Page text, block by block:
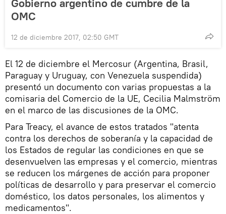
Gobierno argentino de cumbre de la
OMC
12 de diciembre 2017, 02:50 GMT
El 12 de diciembre el Mercosur (Argentina, Brasil,
Paraguay y Uruguay, con Venezuela suspendida)
presentó un documento con varias propuestas a la
comisaria del Comercio de la UE, Cecilia Malmström
en el marco de las discusiones de la OMC.
Para Treacy, el avance de estos tratados "atenta
contra los derechos de soberanía y la capacidad de
los Estados de regular las condiciones en que se
desenvuelven las empresas y el comercio, mientras
se reducen los márgenes de acción para proponer
políticas de desarrollo y para preservar el comercio
doméstico, los datos personales, los alimentos y
medicamentos".